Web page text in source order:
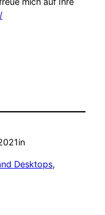
in
Desktops